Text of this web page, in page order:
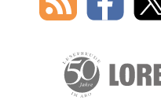
des
Leserservice